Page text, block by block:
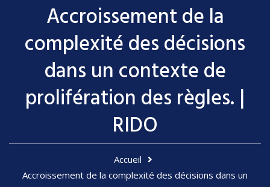
Accroissement de la
complexité des décisions
dans un contexte de
prolifération des règles. |
RIDO
Accueil
Accroissement de la complexité des décisions dans un